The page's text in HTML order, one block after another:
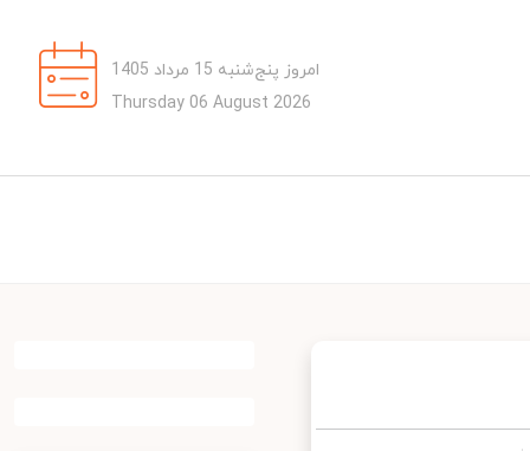
امروز پنج‌شنبه 15 مرداد 1405
Thursday 06 August 2026